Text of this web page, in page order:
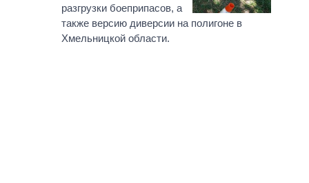
ГЛАВЫ ОБЛАДМИНИСТРАЦИЙ
МЭРЫ
СРАВНЕНИЕ ПОЛИТИКОВ
разгрузки боеприпасов, а
также версию диверсии на полигоне в
Хмельницкой области.